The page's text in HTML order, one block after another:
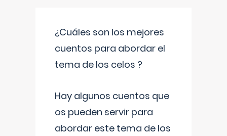
¿Cuáles son los mejores
cuentos para abordar el
tema de los celos ?
Hay algunos cuentos que
os pueden servir para
abordar este tema de los